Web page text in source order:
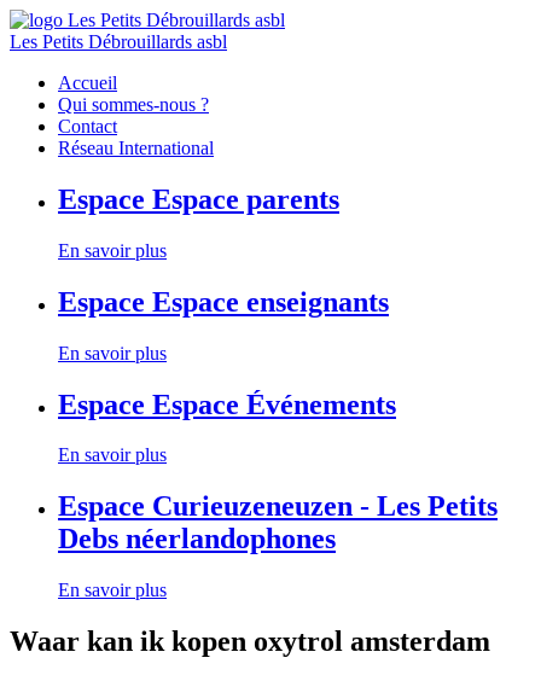
Les Petits Débrouillards asbl
Accueil
Qui sommes-nous ?
Contact
Réseau International
Espace Espace parents
En savoir plus
Espace Espace enseignants
En savoir plus
Espace Espace Événements
En savoir plus
Espace Curieuzeneuzen - Les Petits
Debs néerlandophones
En savoir plus
Waar kan ik kopen oxytrol amsterdam